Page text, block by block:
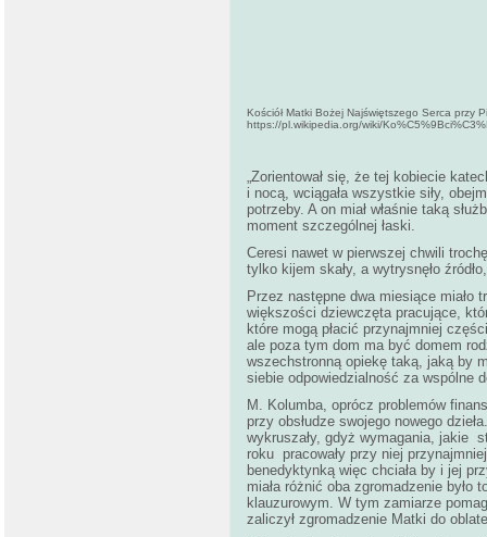
Kościół Matki Bożej Najświętszego Serca przy
https://pl.wikipedia.org/wiki/
„Zorientował się, że tej kobiecie
i nocą, wciągała wszystkie siły,
potrzeby. A on miał właśnie taką
moment szczególnej łaski.
Ceresi nawet w pierwszej chwili
tylko kijem skały, a wytrysnęło
Przez następne dwa miesiące miało
większości dziewczęta pracujące,
które mogą płacić przynajmniej
ale poza tym dom ma być domem
wszechstronną opiekę taką, jaką by
siebie odpowiedzialność za wspólne
M. Kolumba, oprócz problemów
przy obsłudze swojego nowego
wykruszały, gdyż wymagania, jakie
roku pracowały przy niej
benedyktynką więc chciała by i jej
miała różnić oba zgromadzenie
klauzurowym. W tym zamiarze
zaliczył zgromadzenie Matki do